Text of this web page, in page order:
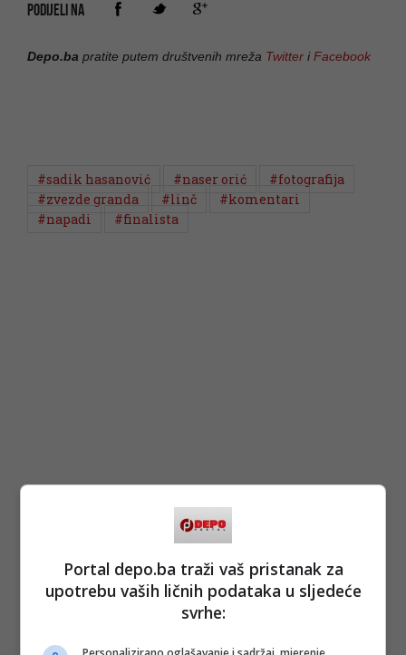
PODIJELI NA
Depo.ba pratite putem društvenih mreža Twitter iFacebook
#sadik hasanović #naser orić
#fotografija
#zvezde granda
#linč
#komentari
#napadi
#finalista
Portal depo.ba traži vaš pristanak za
upotrebu vaših ličnih podataka u sljedeće
svrhe: